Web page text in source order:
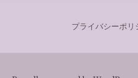
プライバシーポリ